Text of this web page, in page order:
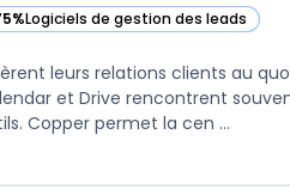
Logiciels de gestion des leads
voir Copper dans cette catégorie
leurs relations clients au
et Drive rencontrent
Copper permet la cen ...